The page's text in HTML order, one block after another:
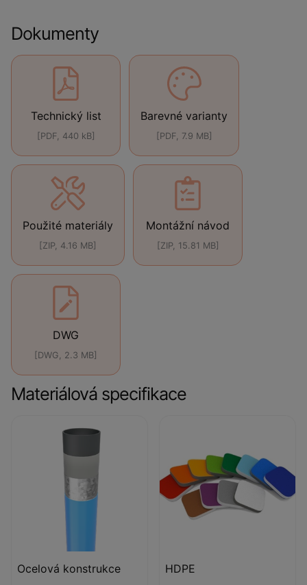
Dokumenty
Technický list
[PDF, 440 kB]
Barevné varianty
[PDF, 7.9 MB]
Použité materiály
[ZIP, 4.16 MB]
Montážní návod
[ZIP, 15.81 MB]
DWG
[DWG, 2.3 MB]
Materiálová specifikace
Ocelová konstrukce HDPE